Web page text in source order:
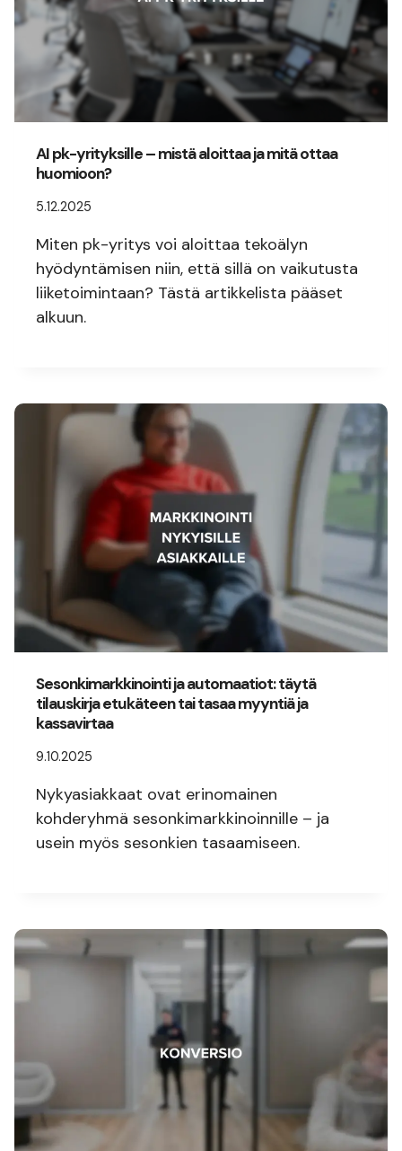
AI pk-yrityksille – mistä aloittaa ja mitä ottaa
huomioon?
5.12.2025
Miten pk-yritys voi aloittaa tekoälyn
hyödyntämisen niin, että sillä on vaikutusta
liiketoimintaan? Tästä artikkelista pääset
alkuun.
Sesonkimarkkinointi ja automaatiot: täytä
tilauskirja etukäteen tai tasaa myyntiä ja
kassavirtaa
9.10.2025
Nykyasiakkaat ovat erinomainen
kohderyhmä sesonkimarkkinoinnille – ja
usein myös sesonkien tasaamiseen.